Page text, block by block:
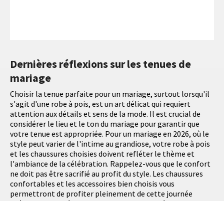
Dernières réflexions sur les tenues de
mariage
Choisir la tenue parfaite pour un mariage, surtout lorsqu'il
s'agit d'une robe à pois, est un art délicat qui requiert
attention aux détails et sens de la mode. Il est crucial de
considérer le lieu et le ton du mariage pour garantir que
votre tenue est appropriée. Pour un mariage en 2026, où le
style peut varier de l'intime au grandiose, votre robe à pois
et les chaussures choisies doivent refléter le thème et
l'ambiance de la célébration. Rappelez-vous que le confort
ne doit pas être sacrifié au profit du style. Les chaussures
confortables et les accessoires bien choisis vous
permettront de profiter pleinement de cette journée